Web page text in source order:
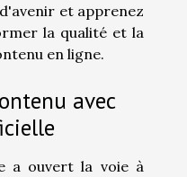
et apprenez
la qualité et la
en ligne.
avec
a ouvert la voie à